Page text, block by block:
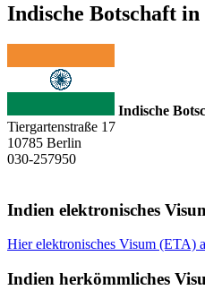
Indische Botschaft
Indische
Tiergartenstraße 17
10785 Berlin
030-257950
Indien elektronisches
Hier elektronisches Visum (ETA)
Indien herkömmliches